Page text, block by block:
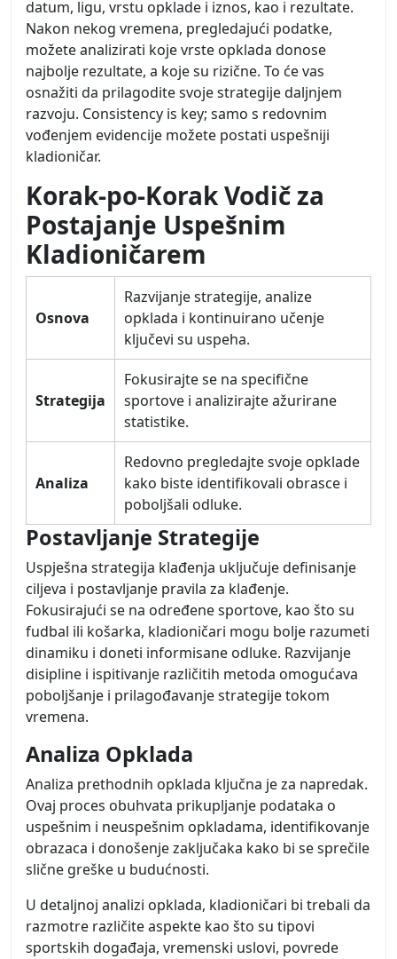
datum, ligu, vrstu opklade i iznos, kao i rezultate.
Nakon nekog vremena, pregledajući podatke,
možete analizirati koje vrste opklada donose
najbolje rezultate, a koje su rizične. To će vas
osnažiti da prilagodite svoje strategije daljnjem
razvoju. Consistency is key; samo s redovnim
vođenjem evidencije možete postati uspešniji
kladioničar.
Korak-po-Korak Vodič za
Postajanje Uspešnim
Kladioničarem
Osnova
Razvijanje strategije, analize
opklada i kontinuirano učenje
ključevi su uspeha.
Strategija
Fokusirajte se na specifične
sportove i analizirajte ažurirane
statistike.
Analiza
Redovno pregledajte svoje opklade
kako biste identifikovali obrasce i
poboljšali odluke.
Postavljanje Strategije
Uspješna strategija klađenja uključuje definisanje
ciljeva i postavljanje pravila za klađenje.
Fokusirajući se na određene sportove, kao što su
fudbal ili košarka, kladioničari mogu bolje razumeti
dinamiku i doneti informisane odluke. Razvijanje
disipline i ispitivanje različitih metoda omogućava
poboljšanje i prilagođavanje strategije tokom
vremena.
Analiza Opklada
Analiza prethodnih opklada ključna je za napredak.
Ovaj proces obuhvata prikupljanje podataka o
uspešnim i neuspešnim opkladama, identifikovanje
obrazaca i donošenje zaključaka kako bi se sprečile
slične greške u budućnosti.
U detaljnoj analizi opklada, kladioničari bi trebali da
razmotre različite aspekte kao što su tipovi
sportskih događaja, vremenski uslovi, povrede